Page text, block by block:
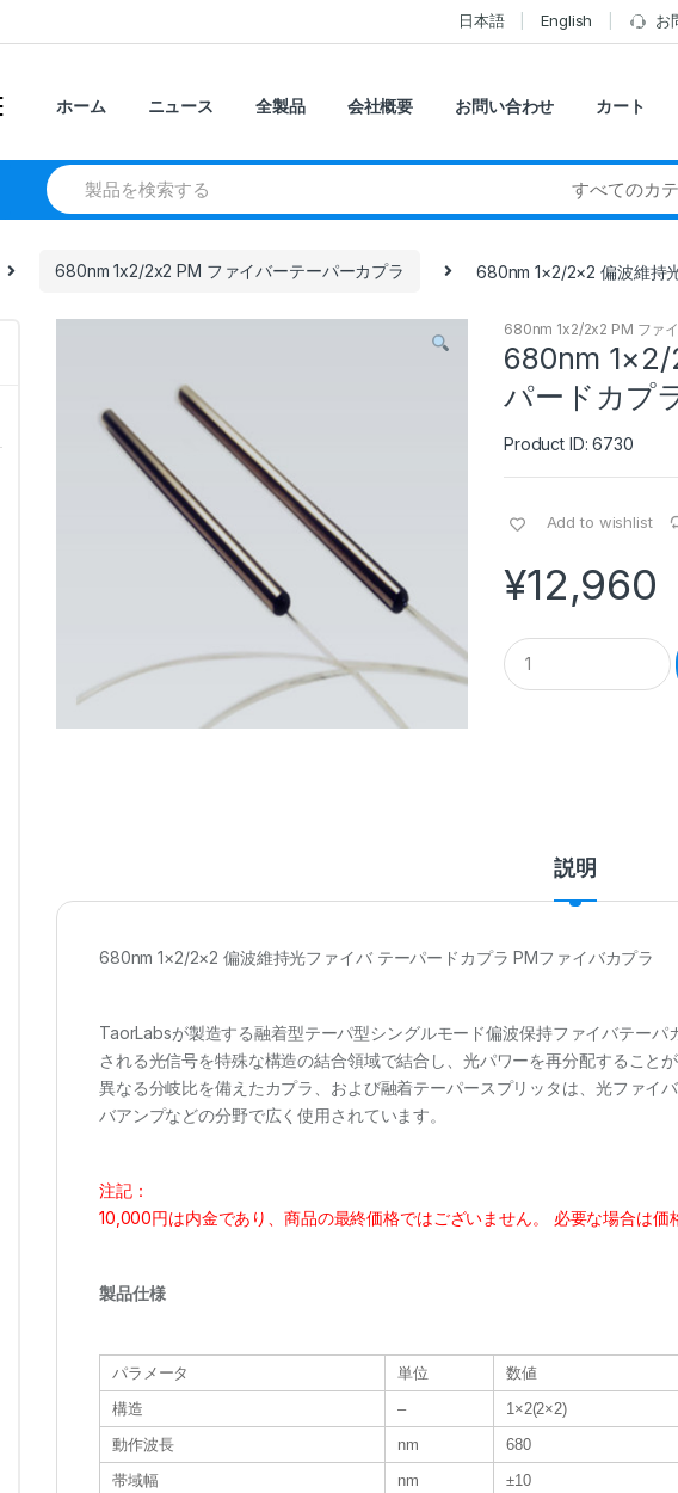
日本語 English お
ホーム ニュース 全製品 会社概要 お問い合わせ カート
Search
for:
680nm 1x2/2x2 PM ファイバーテーパーカプラ 680nm 1×2/2×2 偏波維持
680nm 1x2/2x2 PM ファ
680nm 1×2/
パードカプ
Product ID: 6730
Add to wishlist
¥12,960
Q
u
a
説明
680nm 1×2/2×2 偏波維持光ファイバ テーパードカプラ PMファイバカプラ
TaorLabsが製造する融着型テーパ型シングルモード偏波保持ファイバテー
される光信号を特殊な構造の結合領域で結合し、光パワーを再分配すること
異なる分岐比を備えたカプラ、および融着テーパースプリッタは、光ファイ
バアンプなどの分野で広く使用されています。
注記：
10,000円は内金であり、商品の最終価格ではございません。 必要な場合は価
製品仕様
パラメータ 単位
数値
構造
–
1×2(2×2)
動作波長
nm
680
帯域幅
nm
±10